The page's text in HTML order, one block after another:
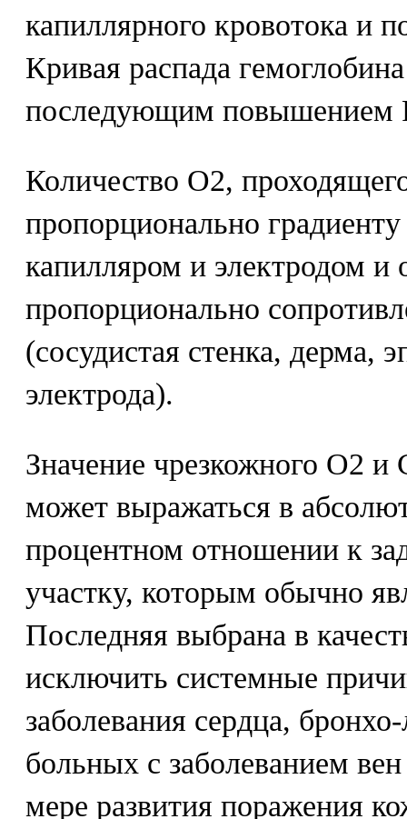
капиллярного кровотока и
Кривая распада
последующим повышением
Количество О2,
пропорционально
капилляром и электродом и
пропорционально
(сосудистая стенка, дерма,
электрода).
Значение чрезкожного О2
может выражаться в
процентном отношении к
участку, которым обычно
Последняя выбрана в
исключить системные
заболевания сердца,
больных с заболеванием
мере развития поражения